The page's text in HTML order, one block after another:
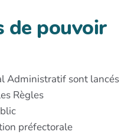
de pouvoir
Administratif sont lancés
Règles
préfectorale